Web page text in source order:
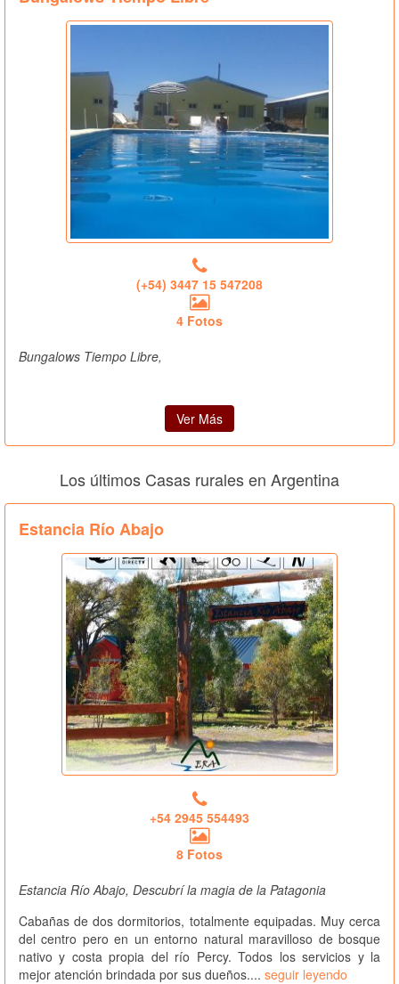
(+54) 3447 15 547208
4 Fotos
Bungalows Tiempo Libre,
Ver Más
Los últimos Casas rurales en Argentina
Estancia Río Abajo
+54 2945 554493
8 Fotos
Estancia Río Abajo, Descubrí la magia de la Patagonia
Cabañas de dos dormitorios, totalmente equipadas. Muy cerca
del centro pero en un entorno natural maravilloso de bosque
nativo y costa propia del río Percy. Todos los servicios y la
mejor atención brindada por sus dueños.... seguir leyendo